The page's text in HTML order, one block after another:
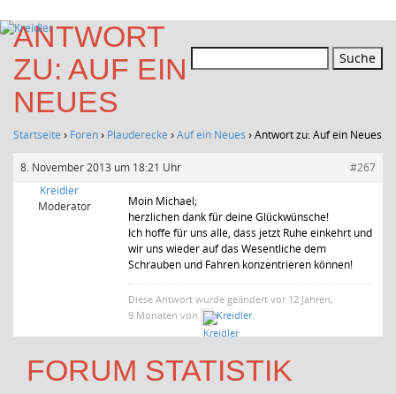
nach:
ANTWORT
ZU: AUF EIN
NEUES
Startseite › Foren› Plauderecke ›Auf ein Neues ›Antwort zu: Auf ein Neues
8. November 2013 um 18:21 Uhr
#267
Kreidler
Moderator
Moin Michael;
herzlichen dank für deine Glückwünsche!
Ich hoffe für uns alle, dass jetzt Ruhe einkehrt und
wir uns wieder auf das Wesentliche dem
Schrauben und Fahren konzentrieren können!
Diese Antwort wurde geändert vor 12 Jahren,
9 Monaten von
Kreidler.
FORUM STATISTIK